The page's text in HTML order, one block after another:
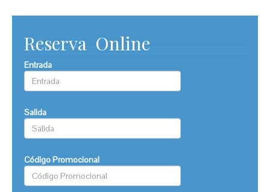
Reserva Online
Entrada
Salida
Código Promocional